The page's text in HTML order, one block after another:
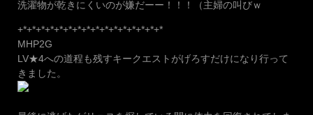
洗濯物が乾きにくいのが嫌だーー！！！（主婦の叫びｗ
+*+*+*+*+*+*+*+*+*+*+*+*+*+*+*+*
MHP2G
LV★4への道程も残すキークエストがげろすだけになり行って
きました。